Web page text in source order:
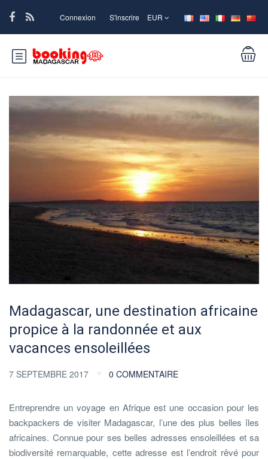
Connexion S'inscrire EUR
Madagascar, une destination africaine
propice à la randonnée et aux
vacances ensoleillées
7 SEPTEMBRE 2017 0 COMMENTAIRE
Entreprendre un voyage en Afrique est une occasion pour les
backpackers de visiter Madagascar, l’une des plus belles îles
africaines. Connue pour ses belles adresses ensoleillées et sa
biodiversité remarquable, cette adresse est l’endroit rêvé pour